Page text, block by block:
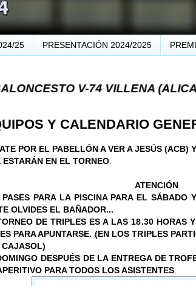
25 PRESENTACIÓN 2024/2025
V-74 VILLENA (ALICANTE) ...
Y CALENDARIO
POR EL PABELLÓN A VER A JESÚS (ACB)
ESTARÁN EN EL TORNEO.
ATENCIÓN
PASES PARA LA PISCINA PARA EL SÁBADO
OLVIDES EL BAÑADOR...
DE TRIPLES ES A LAS 18.30 HORAS
PARA APUNTARSE. (EN LOS TRIPLES
CAJASOL)
DESPUÉS DE LA ENTREGA DE
PARA TODOS LOS ASISTENTES.